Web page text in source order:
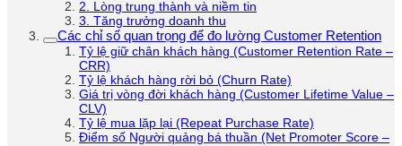
2. Lòng trung thành và niềm tin
3. Tăng trưởng doanh thu
Các chỉ số quan trọng để đo lường Customer Retention
Tỷ lệ giữ chân khách hàng (Customer Retention Rate –
CRR)
Tỷ lệ khách hàng rời bỏ (Churn Rate)
Giá trị vòng đời khách hàng (Customer Lifetime Value –
CLV)
Tỷ lệ mua lặp lại (Repeat Purchase Rate)
Điểm số Người quảng bá thuần (Net Promoter Score –